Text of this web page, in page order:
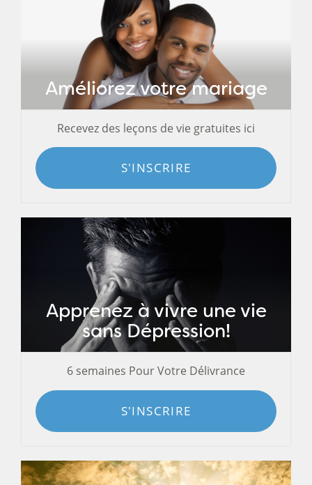
Améliorez votre mariage
Recevez des leçons de vie gratuites ici
S'INSCRIRE
Apprenez à vivre une vie
sans Dépression!
6 semaines Pour Votre Délivrance
S'INSCRIRE